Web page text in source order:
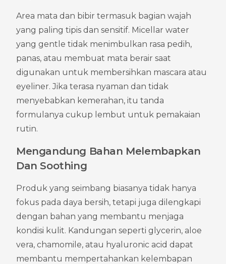
Area mata dan bibir termasuk bagian wajah
yang paling tipis dan sensitif. Micellar water
yang gentle tidak menimbulkan rasa pedih,
panas, atau membuat mata berair saat
digunakan untuk membersihkan mascara atau
eyeliner. Jika terasa nyaman dan tidak
menyebabkan kemerahan, itu tanda
formulanya cukup lembut untuk pemakaian
rutin.
Mengandung Bahan Melembapkan
Dan Soothing
Produk yang seimbang biasanya tidak hanya
fokus pada daya bersih, tetapi juga dilengkapi
dengan bahan yang membantu menjaga
kondisi kulit. Kandungan seperti glycerin, aloe
vera, chamomile, atau hyaluronic acid dapat
membantu mempertahankan kelembapan